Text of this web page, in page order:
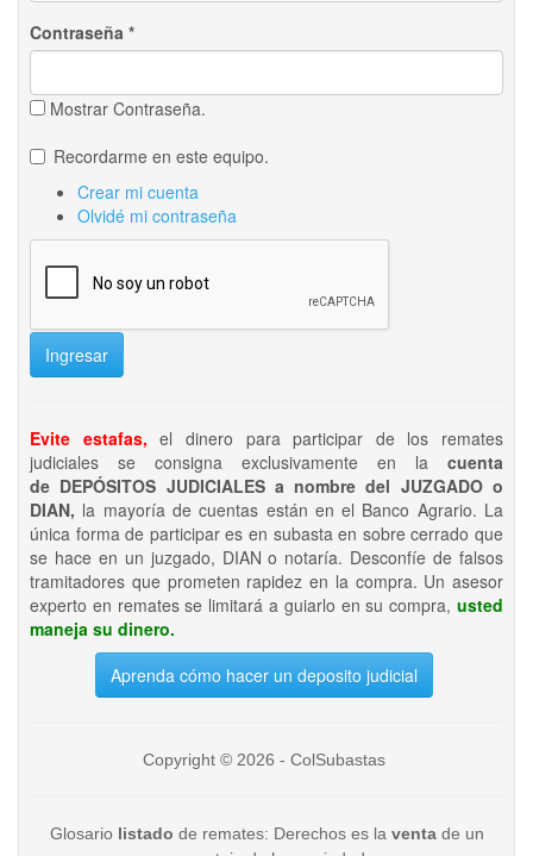
Contraseña *
Mostrar Contraseña.
Recordarme en este equipo.
Crear mi cuenta
Olvidé mi contraseña
Ingresar
Evite estafas, el dinero para participar de los remates
judiciales se consigna exclusivamente en la cuenta
de DEPÓSITOS JUDICIALES a nombre del JUZGADO o
DIAN, la mayoría de cuentas están en el Banco Agrario. La
única forma de participar es en subasta en sobre cerrado que
se hace en un juzgado, DIAN o notaría. Desconfíe de falsos
tramitadores que prometen rapidez en la compra. Un asesor
experto en remates se limitará a guiarlo en su compra, usted
maneja su dinero.
Aprenda cómo hacer un deposito judicial
Copyright © 2026 - ColSubastas
Glosario listado de remates: Derechos es la ventade un